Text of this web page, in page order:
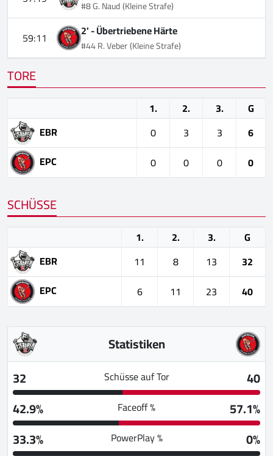
#8 G. Naud(Kleine Strafe)
59:11 2' -Übertriebene Härte
#44 R. Veber(Kleine Strafe)
TORE
1. 2. 3.
G
EBR
0 3 3
6
EPC
0 0 0 0
SCHÜSSE
1. 2. 3.
G
EBR
11 8 13
32
EPC
6 11 23 40
Statistiken
32
Schüsse auf Tor
40
42.9%
Faceoff %
57.1%
33.3%
PowerPlay % 0%